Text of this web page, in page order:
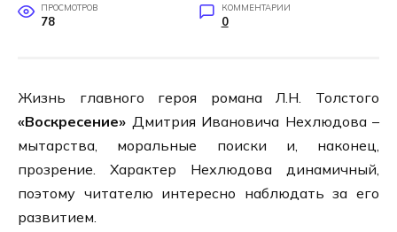
ПРОСМОТРОВ
78
КОММЕНТАРИИ
0
Жизнь главного героя романа Л.Н. Толстого
«Воскресение» Дмитрия Ивановича Нехлюдова –
мытарства, моральные поиски и, наконец,
прозрение. Характер Нехлюдова динамичный,
поэтому читателю интересно наблюдать за его
развитием.